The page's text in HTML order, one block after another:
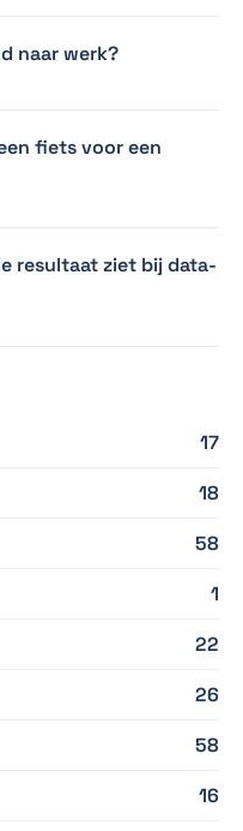
naar werk?
fiets voor een
resultaat ziet bij data-
17
18
58
1
22
26
58
16